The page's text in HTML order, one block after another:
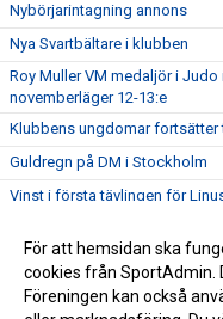
Nybörjarintagning annons
Nya Svartbältare i klubben
Roy Muller VM medaljör i Judo
novemberläger 12-13:e
Klubbens ungdomar fortsätter
Guldregn på DM i Stockholm
Vinst i första tävlingen för
Samurai
Välkomna till vår nya hemsida!
För att hemsidan ska
cookies från SportAdmin.
Föreningen kan också